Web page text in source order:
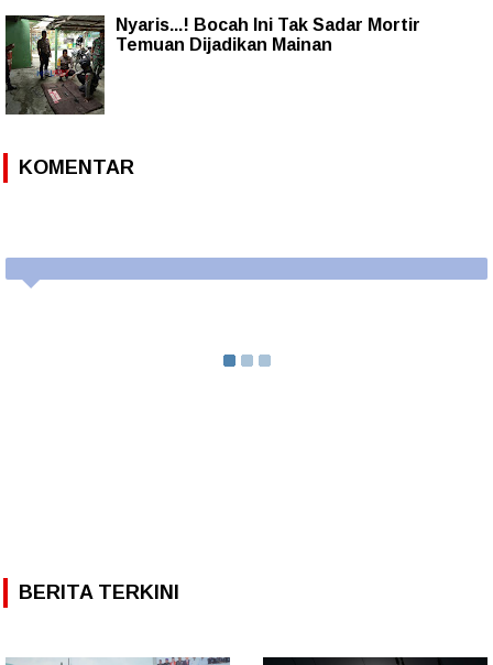
Nyaris...! Bocah Ini Tak Sadar Mortir
Temuan Dijadikan Mainan
KOMENTAR
BERITA TERKINI